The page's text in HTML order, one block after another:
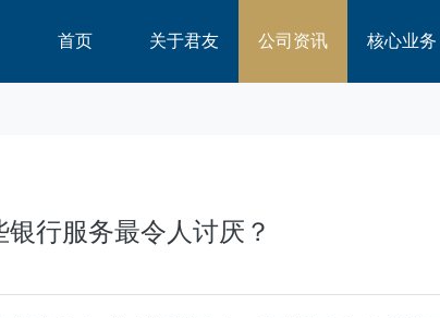
首页 关于君友 公司资讯 核心业务
行服务最令人讨厌？